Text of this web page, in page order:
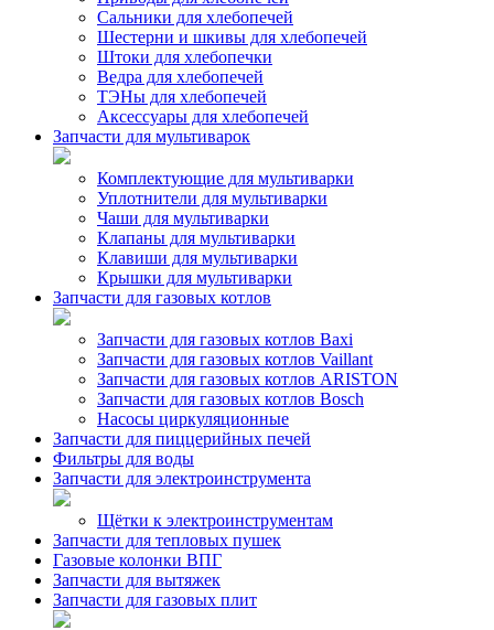
Сальники для хлебопечей
Шестерни и шкивы для хлебопечей
Штоки для хлебопечки
Ведра для хлебопечей
ТЭНы для хлебопечей
Аксессуары для хлебопечей
Запчасти для мультиварок
Комплектующие для мультиварки
Уплотнители для мультиварки
Чаши для мультиварки
Клапаны для мультиварки
Клавиши для мультиварки
Крышки для мультиварки
Запчасти для газовых котлов
Запчасти для газовых котлов Baxi
Запчасти для газовых котлов Vaillant
Запчасти для газовых котлов ARISTON
Запчасти для газовых котлов Bosch
Насосы циркуляционные
Запчасти для пиццерийных печей
Фильтры для воды
Запчасти для электроинструмента
Щётки к электроинструментам
Запчасти для тепловых пушек
Газовые колонки ВПГ
Запчасти для вытяжек
Запчасти для газовых плит